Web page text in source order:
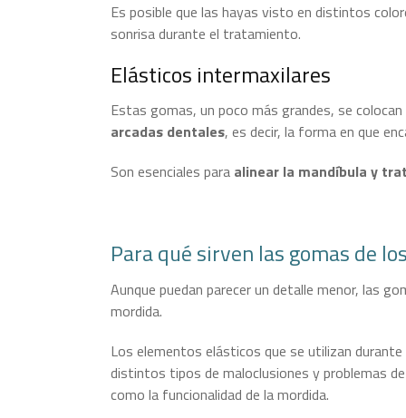
Es posible que las hayas visto en distintos
sonrisa durante el tratamiento.
Elásticos intermaxilares
Estas gomas, un poco más grandes, se
arcadas dentales, es decir, la forma en que
Son esenciales para alinear la mandíbula y
Para qué sirven las gomas de
Aunque puedan parecer un detalle menor, las
mordida.
Los elementos elásticos que se utilizan
distintos tipos de maloclusiones y problemas
como la funcionalidad de la mordida.